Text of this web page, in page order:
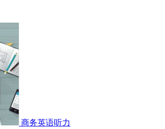
商务英语听力